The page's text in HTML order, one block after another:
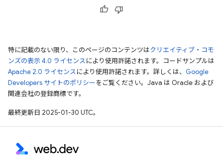
特に記載のない限り、このページのコンテンツはクリエイティブ・コモ
ンズの表示 4.0 ライセンスにより使用許諾されます。コードサンプルは
Apache 2.0 ライセンスにより使用許諾されます。詳しくは、 Google
Developers サイトのポリシーをご覧ください。Java は Oracle および
関連会社の登録商標です。
最終更新日 2025-01-30 UTC。